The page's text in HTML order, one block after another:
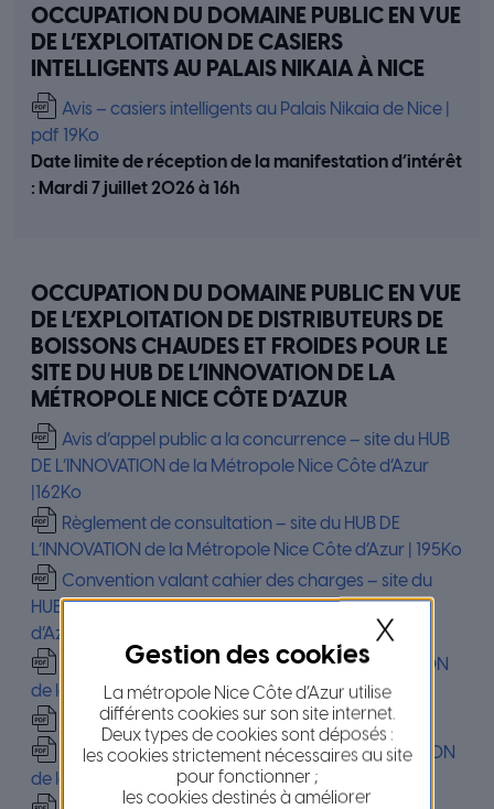
OCCUPATION DU DOMAINE PUBLIC EN VUE
DE L’EXPLOITATION DE CASIERS
INTELLIGENTS AU PALAIS NIKAIA À NICE
Avis – casiers intelligents au Palais Nikaia de Nice |
pdf 19Ko
Date limite de réception de la manifestation d’intérêt
: Mardi 7 juillet 2026 à 16h
OCCUPATION DU DOMAINE PUBLIC EN VUE
DE L’EXPLOITATION DE DISTRIBUTEURS DE
BOISSONS CHAUDES ET FROIDES POUR LE
SITE DU HUB DE L’INNOVATION DE LA
MÉTROPOLE NICE CÔTE D’AZUR
Avis d’appel public a la concurrence – site du HUB
DE L’INNOVATION de la Métropole Nice Côte d’Azur
|162Ko
Règlement de consultation – site du HUB DE
L’INNOVATION de la Métropole Nice Côte d’Azur | 195Ko
Convention valant cahier des charges – site du
HUB DE L’INNOVATION de la Métropole Nice Côte
d’Azur | 222Ko
Offre du Candidat – site du HUB DE L’INNOVATION
de la Métropole Nice Côte d’Azur | 141Ko
Lettre de candidature – DC1
Simulation produits – site du HUB DE L’INNOVATION
de la Métropole Nice Côte d’Azur | xls 46ko
X
La métropole Nice Côte d’Azur utilise
différents cookies sur son site internet.
Deux types de cookies sont déposés :
les cookies strictement nécessaires au site
pour fonctionner ;
les cookies destinés à améliorer